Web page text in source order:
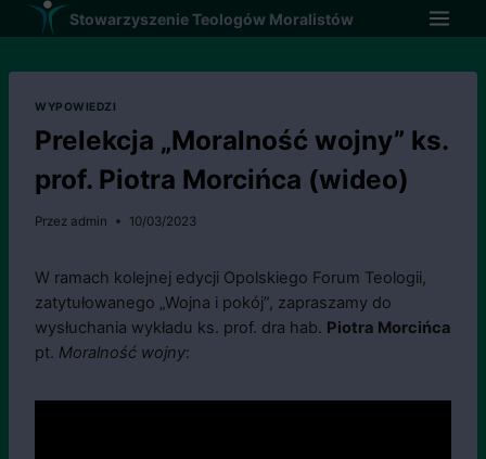
Przejdź
do
Stowarzyszenie Teologów Moralistów
WYPOWIEDZI
Prelekcja „Moralność wojny” ks.
prof. Piotra Morcińca (wideo)
Przez admin 10/03/2023
W ramach kolejnej edycji Opolskiego Forum Teologii,
zatytułowanego „Wojna i pokój”, zapraszamy do
wysłuchania wykładu ks. prof. dra hab. Piotra Morcińca
pt. Moralność wojny: